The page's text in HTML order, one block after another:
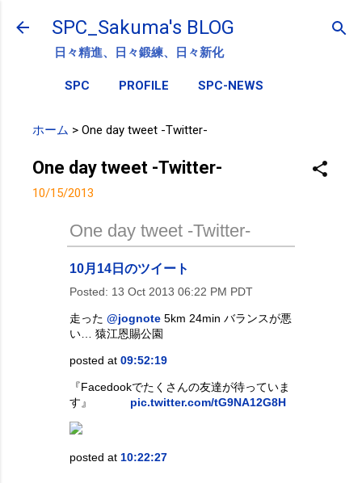
スキップしてメイン コンテンツに移動
SPC_Sakuma's BLOG
日々精進、日々鍛練、日々新化
SPC PROFILE SPC-NEWS
ホーム > One day tweet -Twitter-
One day tweet -Twitter-
10/15/2013
One day tweet -Twitter-
10月14日のツイート
Posted: 13 Oct 2013 06:22 PM PDT
走った @jognote 5km 24min バランスが悪
い… 猿江恩賜公園
posted at 09:52:19
『Facedookでたくさんの友達が待っていま
す』
pic.twitter.com/tG9NA12G8H
posted at 10:22:27